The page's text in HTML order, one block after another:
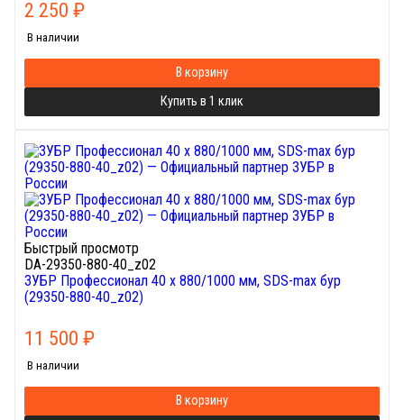
2 250 ₽
В наличии
В корзину
Купить в 1 клик
Быстрый просмотр
DA-29350-880-40_z02
ЗУБР Профессионал 40 x 880/1000 мм, SDS-max бур
(29350-880-40_z02)
11 500 ₽
В наличии
В корзину